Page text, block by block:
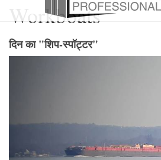
Workboats
दिन का "शिप-स्पॉट्टर"